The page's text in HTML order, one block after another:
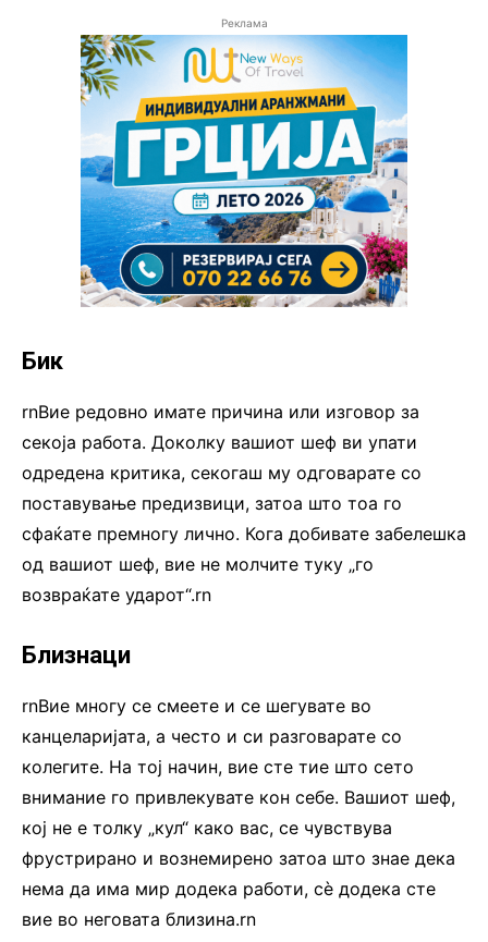
Реклама
Бик
rnВие редовно имате причина или изговор за
секоја работа. Доколку вашиот шеф ви упати
одредена критика, секогаш му одговарате со
поставување предизвици, затоа што тоа го
сфаќате премногу лично. Кога добивате забелешка
од вашиот шеф, вие не молчите туку „го
возвраќате ударот“.rn
Близнаци
rnВие многу се смеете и се шегувате во
канцеларијата, а често и си разговарате со
колегите. На тој начин, вие сте тие што сето
внимание го привлекувате кон себе. Вашиот шеф,
кој не е толку „кул“ како вас, се чувствува
фрустрирано и вознемирено затоа што знае дека
нема да има мир додека работи, сè додека сте
вие во неговата близина.rn